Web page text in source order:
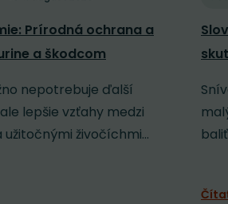
Prírodná ochrana a
a škodcom
nepotrebuje ďalší
lepšie vzťahy medzi
živočíchmi...